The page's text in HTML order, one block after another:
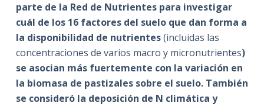
parte de la Red de Nutrientes para investigar
cuál de los 16 factores del suelo que dan forma a
la disponibilidad de nutrientes(incluidas las
concentraciones de varios macro y micronutrientes)
se asocian más fuertemente con la variación en
la biomasa de pastizales sobre el suelo. También
se consideró la deposición de N climática y